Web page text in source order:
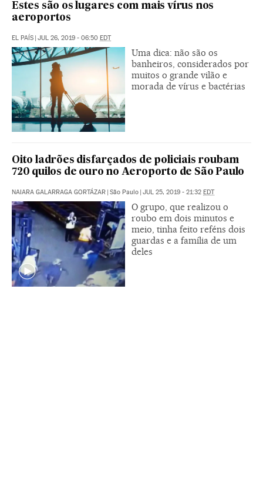
Estes são os lugares com mais vírus nos
aeroportos
EL PAÍS | JUL 26, 2019 - 06:50 EDT
Uma dica: não são os
banheiros, considerados por
muitos o grande vilão e
morada de vírus e bactérias
Oito ladrões disfarçados de policiais roubam
720 quilos de ouro no Aeroporto de São Paulo
NAIARA GALARRAGA GORTÁZAR São Paulo JUL 25, 2019 - 21:32 EDT
O grupo, que realizou o
roubo em dois minutos e
meio, tinha feito reféns dois
guardas e a família de um
deles